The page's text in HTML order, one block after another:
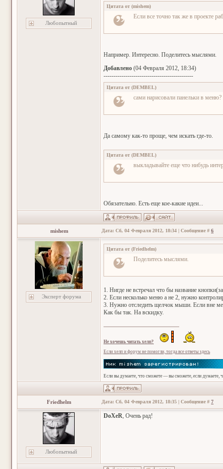
Любопытный
Цитата от (mishem)
Если все точно так же в проекте
Например. Интересно. Поделитесь мыслями.
Добавлено (04 Февраля 2012, 18:34)
---------------------------------------------
Цитата от (DEMBEL)
сами нарисовали панельки в меню?
Да самому как-то проще, чем искать где-то.
Цитата от (DEMBEL)
выкладывайте еще что нибудь
Обязательно. Есть еще кое-какие идеи...
mishem Дата: Сб, 04 Февраля 2012, 18:34 | Сообщение # 6
Эксперт форума
Цитата от (Friedhelm)
Поделитесь мыслями.
1. Нигде не встречал что бы название
2. Если несколько меню а не 2, нужно
3. Нужно отследить щелчок мыши. Если вне
Как бы так. На вскидку.
Не хочешь читать хелп?
Если хелп и форум не помогли, тогда все ответы здесь
Если вы думаете, что сможете — вы сможете, если думаете,
Friedhelm Дата: Сб, 04 Февраля 2012, 18:35 | Сообщение # 7
Любопытный
DoXeR, Очень рад!